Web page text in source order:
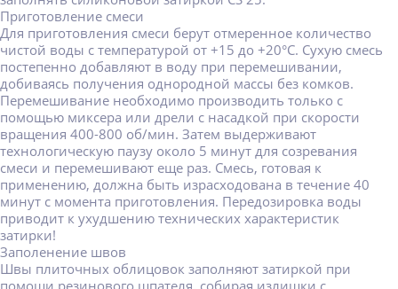
Приготовление смеси
Для приготовления смеси берут отмеренное количество
чистой воды с температурой от +15 до +20°C. Сухую смесь
постепенно добавляют в воду при перемешивании,
добиваясь получения однородной массы без комков.
Перемешивание необходимо производить только с
помощью миксера или дрели с насадкой при скорости
вращения 400-800 об/мин. Затем выдерживают
технологическую паузу около 5 минут для созревания
смеси и перемешивают еще раз. Смесь, готовая к
применению, должна быть израсходована в течение 40
минут с момента приготовления. Передозировка воды
приводит к ухудшению технических характеристик
затирки!
Заполенение швов
Швы плиточных облицовок заполняют затиркой при
помощи резинового шпателя, собирая излишки с